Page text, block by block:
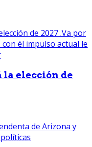
la elección de